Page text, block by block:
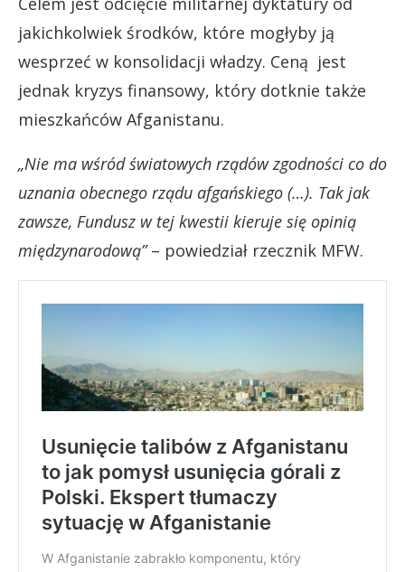
jakichkolwiek środków, które mogłyby ją
wesprzeć w konsolidacji władzy. Ceną jest
jednak kryzys finansowy, który dotknie także
mieszkańców Afganistanu.
„Nie ma wśród światowych rządów zgodności co do
uznania obecnego rządu afgańskiego (…). Tak jak
zawsze, Fundusz w tej kwestii kieruje się opinią
międzynarodową”– powiedział rzecznik MFW.